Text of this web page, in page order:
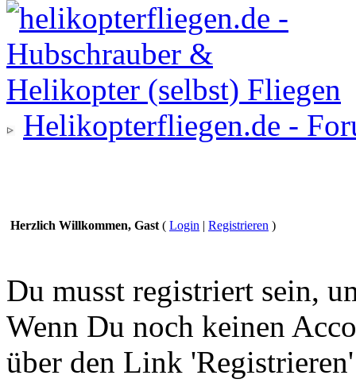
Helikopterfliegen.de -
Herzlich Willkommen, Gast ( Login | Registrieren )
Du musst registriert sein,
Wenn Du noch keinen
über den Link